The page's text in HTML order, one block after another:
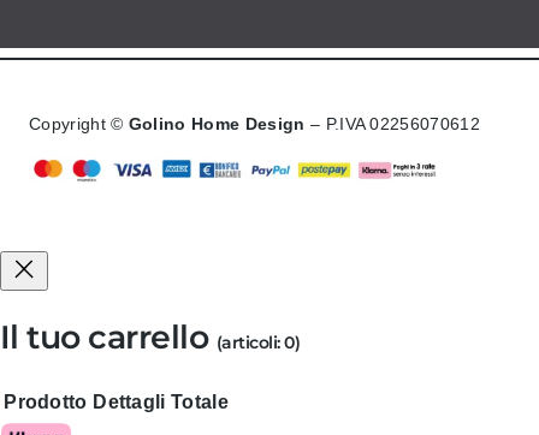
Copyright © Golino Home Design – P.IVA 02256070612
Il tuo carrello (articoli: 0)
Prodotto Dettagli Totale